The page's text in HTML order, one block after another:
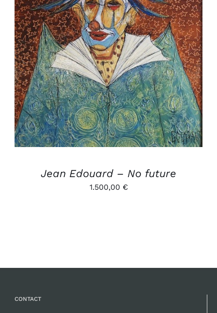
AJOUTER AU PANIER
/
DÉTAILS
Jean Edouard – No future
1.500,00 €
CONTACT